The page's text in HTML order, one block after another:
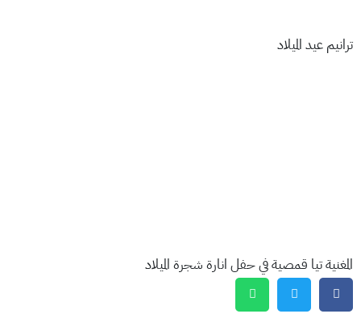
ترانيم عيد الميلاد
المغنية تيا قمصية في حفل انارة شجرة الميلاد